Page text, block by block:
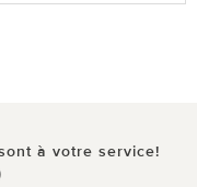
à votre service!